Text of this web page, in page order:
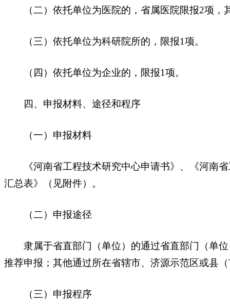
（二）依托单位为医院的，省属医院限报2项，
（三）依托单位为科研院所的，限报1项。
（四）依托单位为企业的，限报1项。
四、申报材料、途径和程序
（一）申报材料
《河南省工程技术研究中心申请书》、《河南省
汇总表》（见附件）。
（二）申报途径
隶属于省直部门（单位）的通过省直部门（单位
推荐申报；其他通过所在省辖市、济源示范区或县
（三）申报程序